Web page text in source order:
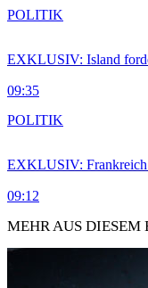
EXKLUSIV: Island
09:35
POLITIK
EXKLUSIV: Frankreich
09:12
POLITIK
MEHR AUS DIESEM